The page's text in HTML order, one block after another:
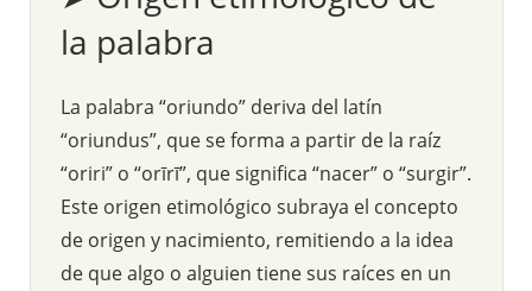
la palabra
La palabra “oriundo” deriva del latín
“oriundus”, que se forma a partir de la raíz
“oriri” o “orīrī”, que significa “nacer” o “surgir”.
Este origen etimológico subraya el concepto
de origen y nacimiento, remitiendo a la idea
de que algo o alguien tiene sus raíces en un